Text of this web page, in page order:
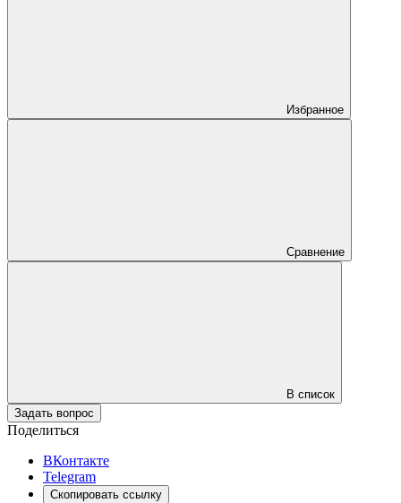
Избранное
Сравнение
В список
Задать вопрос
Поделиться
ВКонтакте
Telegram
Скопировать ссылку